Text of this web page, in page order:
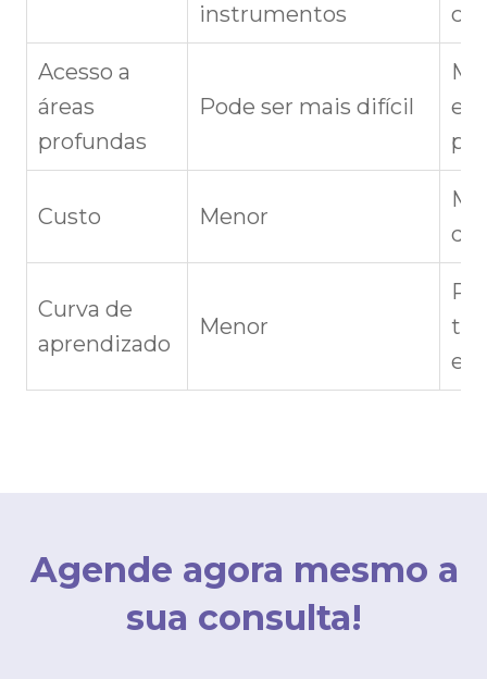
instrumentos
Acesso a
áreas
profundas
Pode ser mais difícil
Custo Menor
Curva de
aprendizado
Menor
Agende agora mesmo a
sua consulta!